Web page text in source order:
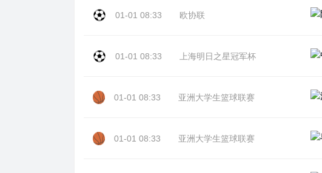
01-01 08:33 欧协联
01-01 08:33 上海明日之星冠军杯
01-01 08:33 亚洲大学生篮球联赛
01-01 08:33 亚洲大学生篮球联赛